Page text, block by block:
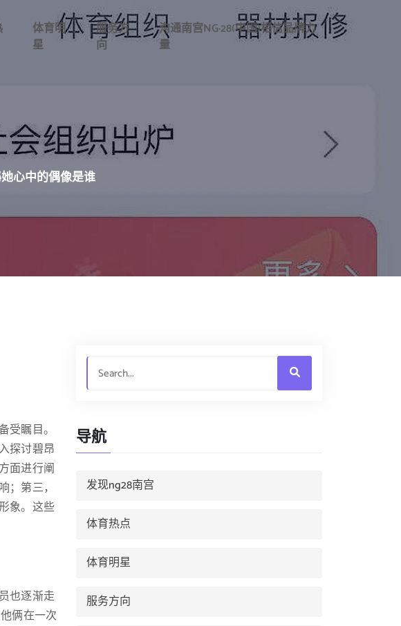
体育明
星
服务方
向
沟通南宫NG·28(中国)相信品牌力
量
心中的偶像是谁
瞩目。
探讨碧昂
面进行阐
第三，
象。这些
也逐渐走
俩在一次
导航
发现ng28南宫
体育热点
体育明星
服务方向